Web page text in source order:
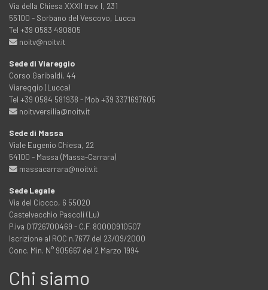
Via della Chiesa XXXII trav. I, 231
55100 - Sorbano del Vescovo, Lucca
Tel +39 0583 490805
noitv@noitv.it
Sede di Viareggio
Corso Garibaldi, 44
Viareggio (Lucca)
Tel +39 0584 581938 - Mob +39 3371697605
noitvversilia@noitv.it
Sede di Massa
Viale Eugenio Chiesa, 22
54100 - Massa (Massa-Carrara)
massacarrara@noitv.it
Sede Legale
Via del Ciocco, 6 55020
Castelvecchio Pascoli (Lu)
P.iva 01726700469 - C.F. 80000910507
Iscrizione al ROC n.7677 del 23/09/2000
Conc. Min. N° 905667 del 2 Marzo 1994
Chi siamo